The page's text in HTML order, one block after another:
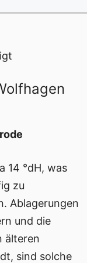
14 °dH, was
zu
Ablagerungen
und die
älteren
sind solche